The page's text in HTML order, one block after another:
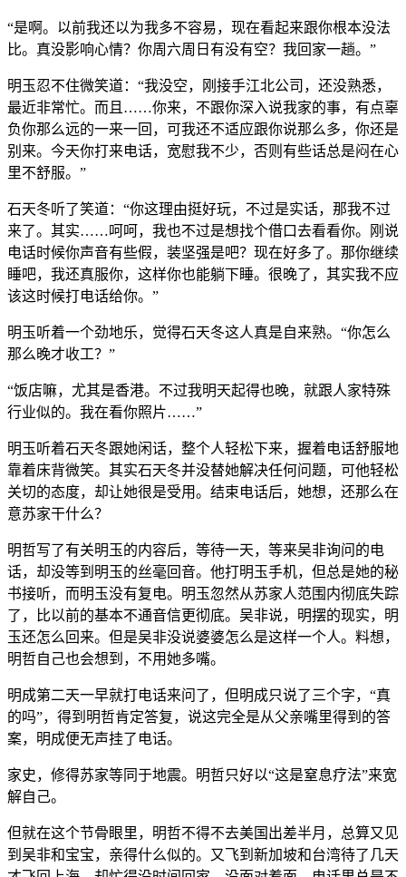
“是啊。以前我还以为我多不容易，现在看起来跟你根本没法
比。真没影响心情？你周六周日有没有空？我回家一趟。”
明玉忍不住微笑道：“我没空，刚接手江北公司，还没熟悉，
最近非常忙。而且……你来，不跟你深入说我家的事，有点辜
负你那么远的一来一回，可我还不适应跟你说那么多，你还是
别来。今天你打来电话，宽慰我不少，否则有些话总是闷在心
里不舒服。”
石天冬听了笑道：“你这理由挺好玩，不过是实话，那我不过
来了。其实……呵呵，我也不过是想找个借口去看看你。刚说
电话时候你声音有些假，装坚强是吧？现在好多了。那你继续
睡吧，我还真服你，这样你也能躺下睡。很晚了，其实我不应
该这时候打电话给你。”
明玉听着一个劲地乐，觉得石天冬这人真是自来熟。“你怎么
那么晚才收工？”
“饭店嘛，尤其是香港。不过我明天起得也晚，就跟人家特殊
行业似的。我在看你照片……”
明玉听着石天冬跟她闲话，整个人轻松下来，握着电话舒服地
靠着床背微笑。其实石天冬并没替她解决任何问题，可他轻松
关切的态度，却让她很是受用。结束电话后，她想，还那么在
意苏家干什么？
明哲写了有关明玉的内容后，等待一天，等来吴非询问的电
话，却没等到明玉的丝毫回音。他打明玉手机，但总是她的秘
书接听，而明玉没有复电。明玉忽然从苏家人范围内彻底失踪
了，比以前的基本不通音信更彻底。吴非说，明摆的现实，明
玉还怎么回来。但是吴非没说婆婆怎么是这样一个人。料想，
明哲自己也会想到，不用她多嘴。
明成第二天一早就打电话来问了，但明成只说了三个字，“真
的吗”，得到明哲肯定答复，说这完全是从父亲嘴里得到的答
案，明成便无声挂了电话。
家史，修得苏家等同于地震。明哲只好以“这是窒息疗法”来宽
解自己。
但就在这个节骨眼里，明哲不得不去美国出差半月，总算又见
到吴非和宝宝，亲得什么似的。又飞到新加坡和台湾待了几天